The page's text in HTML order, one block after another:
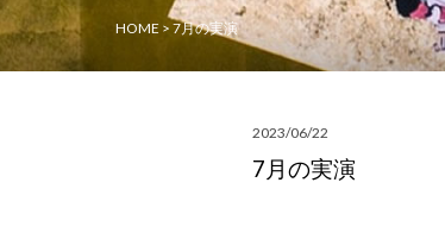
HOME > 7月の実演
2023/06/22
7月の実演